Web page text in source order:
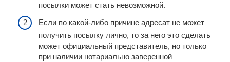
посылки может стать невозможной.
Если по какой-либо причине адресат не может
получить посылку лично, то за него это сделать
может официальный представитель, но только
при наличии нотариально заверенной